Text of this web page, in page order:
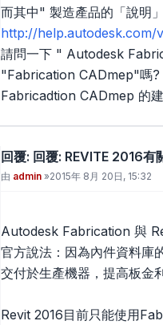
而其中" 製造產品的「說明
http://help.autodesk.com/
請問一下 " Autodesk
"Fabrication CADmep"嗎?
Fabricadtion CADmep 的
回覆: 回覆: REVITE 2016
文章
由 admin »2015年 8月 20日, 15:32
Autodesk Fabrication 與
官方說法：因為內件資料庫
交付於生產機器，提高板金
Revit 2016目前只能使用